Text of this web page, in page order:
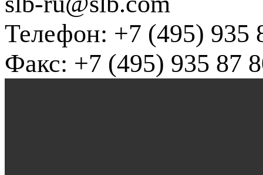
Телефон: +7 (495) 935
Факс: +7 (495) 935 87